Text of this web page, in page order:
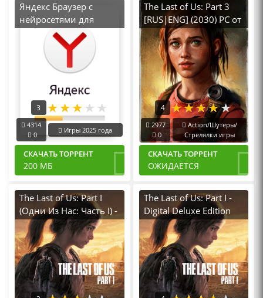
Яндекс Браузер с
нейросетями для
Windows последняя
версия
3
4314
0
Игры 2025 года
СКАЧАТЬ ТОРРЕНТ
200 МБ
The Last of Us: Part 3
[RUS|ENG] (2030) PC от
Механики на Русском
4
2977
0
Action/Шутеры/
Стрелялки игры
СКАЧАТЬ ТОРРЕНТ
ОЖИДАЕТСЯ
The Last of Us: Part I
(Одни Из Нас: Часть I) -
Digital Deluxe Edition
[RUS|ENG] (2023) PC
Пиратка Portable со
Всеми Дополнениями
(ALL DLC)
The Last of Us: Part I -
Digital Deluxe Edition
v.1.1.5.0 [RUS|ENG]
(2023) PC RePack от
Селезень с
Дополнениями